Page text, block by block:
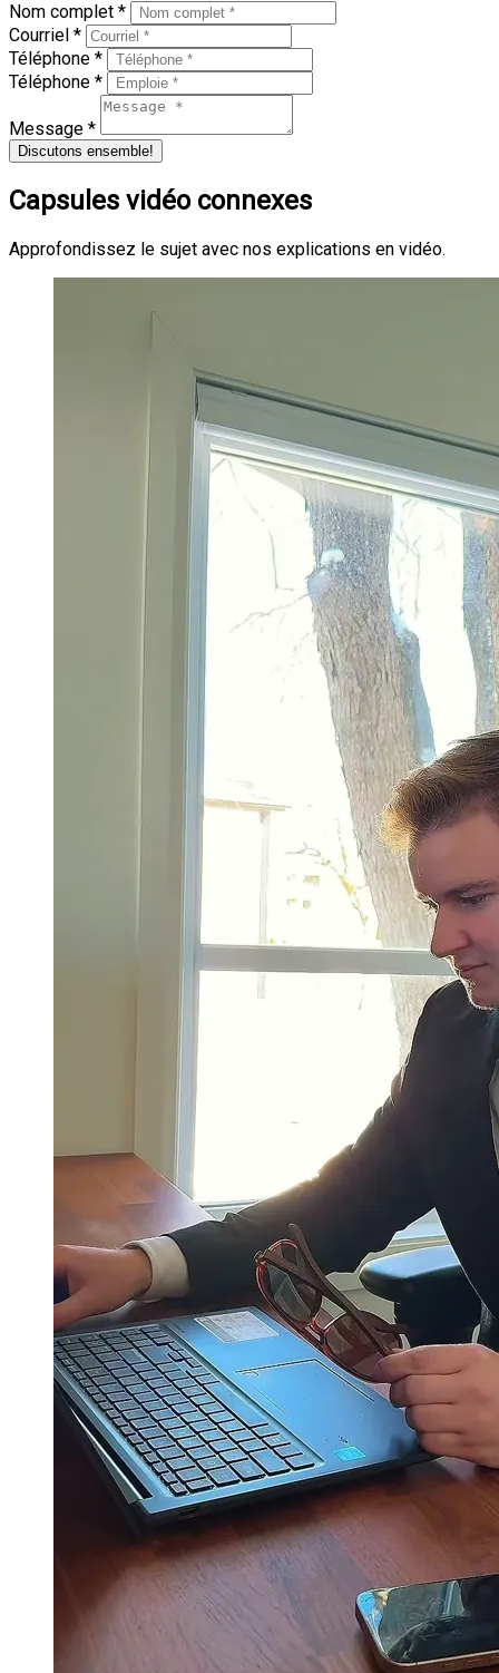
Nom complet *
Courriel *
Téléphone *
Téléphone *
Message *
Discutons ensemble!
Capsules vidéo connexes
Approfondissez le sujet avec nos explications en vidéo.